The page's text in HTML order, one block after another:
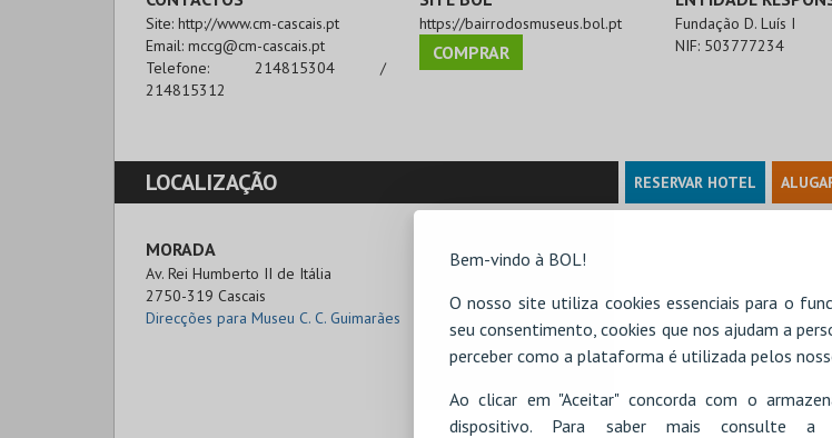
Bem-vindo à BOL!
O nosso site utiliza cookies essenciais para o
seu consentimento, cookies que nos ajudam a
perceber como a plataforma é utilizada pelos
Ao clicar em "Aceitar" concorda com o
dispositivo. Para saber mais consulte a
Site: http://www.cm-cascais.pt
Email: mccg@cm-cascais.pt
Telefone: 214815304 /
214815312
https://bairrodosmuseus.bol.pt
COMPRAR
Fundação D. Luís I
NIF: 503777234
LOCALIZAÇÃO RESERVAR HOTEL
MORADA
Av. Rei Humberto II de Itália
2750-319 Cascais
Direcções para Museu C. C. Guimarães